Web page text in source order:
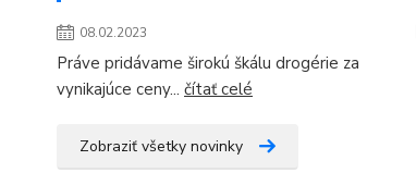
08.02.2023
Práve pridávame širokú škálu drogérie za
vynikajúce ceny... čítať celé
Zobraziť všetky novinky